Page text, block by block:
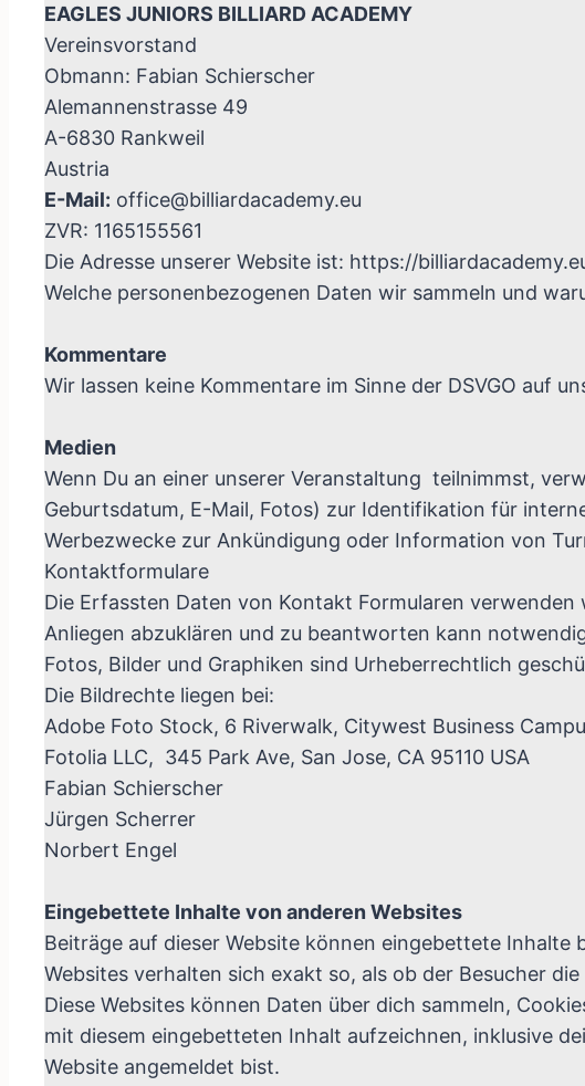
EAGLES JUNIORS BILLIARD ACADEMY
Vereinsvorstand
Obmann: Fabian Schierscher
Alemannenstrasse 49
A-6830 Rankweil
Austria
E-Mail: office@billiardacademy.eu
ZVR: 1165155561
Die Adresse unserer Website ist: https://
Welche personenbezogenen Daten wir sammeln und
Kommentare
Wir lassen keine Kommentare im Sinne der DSVGO auf
Medien
Wenn Du an einer unserer Veranstaltung teilnimmst,
Geburtsdatum, E-Mail, Fotos) zur Identifikation für
Werbezwecke zur Ankündigung oder Information von
Kontaktformulare
Die Erfassten Daten von Kontakt Formularen
Anliegen abzuklären und zu beantworten kann
Fotos, Bilder und Graphiken sind Urheberrechtlich
Die Bildrechte liegen bei:
Adobe Foto Stock, 6 Riverwalk, Citywest Business
Fotolia LLC, 345 Park Ave, San Jose, CA 95110 USA
Fabian Schierscher
Jürgen Scherrer
Norbert Engel
Eingebettete Inhalte von anderen Websites
Beiträge auf dieser Website können eingebettete
Websites verhalten sich exakt so, als ob der Besucher
Diese Websites können Daten über dich sammeln,
mit diesem eingebetteten Inhalt aufzeichnen, inklusive
Website angemeldet bist.